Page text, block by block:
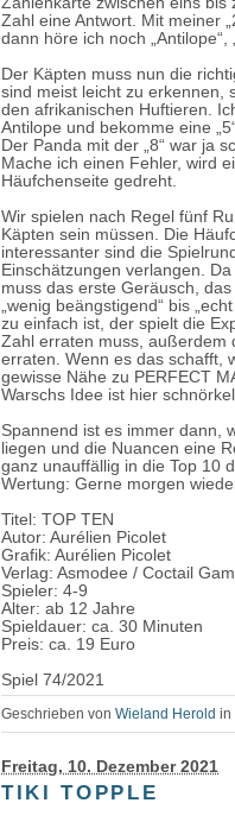
Zahl eine Antwort. Mit meiner
dann höre ich noch „Antilope“,
Der Käpten muss nun die
sind meist leicht zu erkennen,
den afrikanischen Huftieren.
Antilope und bekomme eine
Der Panda mit der „8“ war ja
Mache ich einen Fehler, wird
Häufchenseite gedreht.
Wir spielen nach Regel fünf
Käpten sein müssen. Die
interessanter sind die
Einschätzungen verlangen.
muss das erste Geräusch,
„wenig beängstigend“ bis
zu einfach ist, der spielt die
Zahl erraten muss, außerdem
erraten. Wenn es das schafft,
gewisse Nähe zu PERFECT
Warschs Idee ist hier
Spannend ist es immer dann,
liegen und die Nuancen eine
ganz unauffällig in die Top 10
Wertung: Gerne morgen
Titel: TOP TEN
Autor: Aurélien Picolet
Grafik: Aurélien Picolet
Verlag: Asmodee / Coctail
Spieler: 4-9
Alter: ab 12 Jahre
Spieldauer: ca. 30 Minuten
Preis: ca. 19 Euro
Spiel 74/2021
Geschrieben vonWieland Herold in
Freitag, 10. Dezember 2021
TIKI TOPPLE